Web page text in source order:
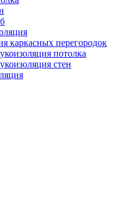
каркасных перегородок
потолка
стен